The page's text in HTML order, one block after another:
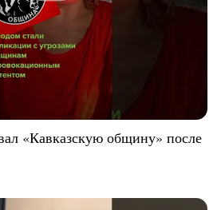
«Кавказскую общину» после